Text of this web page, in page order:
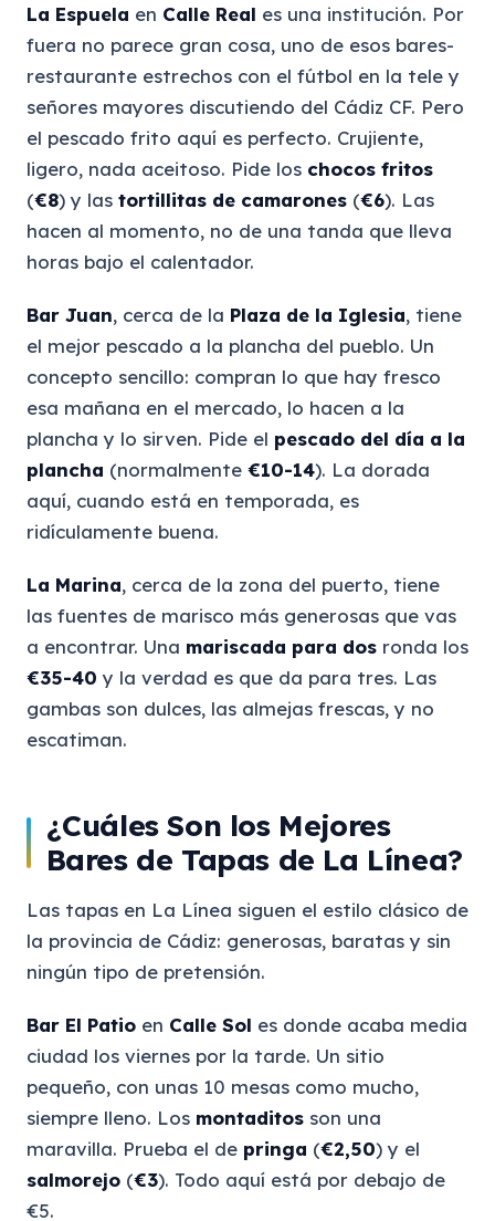
La Espuela en Calle Real es una institución. Por
fuera no parece gran cosa, uno de esos bares-
restaurante estrechos con el fútbol en la tele y
señores mayores discutiendo del Cádiz CF. Pero
el pescado frito aquí es perfecto. Crujiente,
ligero, nada aceitoso. Pide los chocos fritos
(€8) y las tortillitas de camarones (€6). Las
hacen al momento, no de una tanda que lleva
horas bajo el calentador.
Bar Juan, cerca de la Plaza de la Iglesia, tiene
el mejor pescado a la plancha del pueblo. Un
concepto sencillo: compran lo que hay fresco
esa mañana en el mercado, lo hacen a la
plancha y lo sirven. Pide el pescado del día a la
plancha (normalmente €10-14). La dorada
aquí, cuando está en temporada, es
ridículamente buena.
La Marina, cerca de la zona del puerto, tiene
las fuentes de marisco más generosas que vas
a encontrar. Una mariscada para dos ronda los
€35-40 y la verdad es que da para tres. Las
gambas son dulces, las almejas frescas, y no
escatiman.
¿Cuáles Son los Mejores
Bares de Tapas de La Línea?
Las tapas en La Línea siguen el estilo clásico de
la provincia de Cádiz: generosas, baratas y sin
ningún tipo de pretensión.
Bar El Patio en Calle Sol es donde acaba media
ciudad los viernes por la tarde. Un sitio
pequeño, con unas 10 mesas como mucho,
siempre lleno. Los montaditos son una
maravilla. Prueba el de pringa (€2,50) y el
salmorejo (€3). Todo aquí está por debajo de
€5.